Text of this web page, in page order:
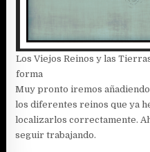
Los Viejos Reinos y las
forma
Muy pronto iremos
los diferentes reinos que ya
localizarlos correctamente.
seguir trabajando.